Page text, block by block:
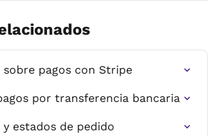
pagos con Stripe
por transferencia bancaria
y estados de pedido